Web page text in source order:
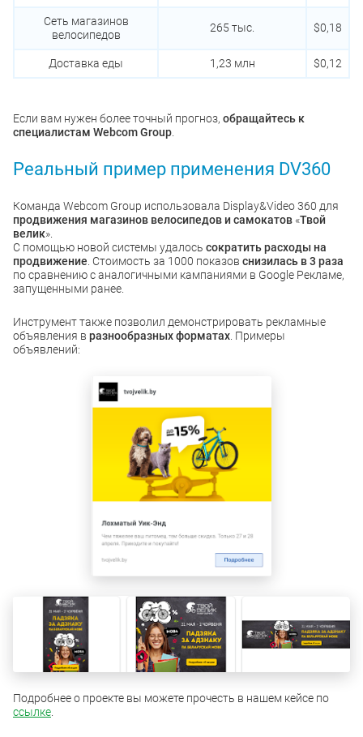
Сеть магазинов
велосипедов
265 тыс. $0,18
Доставка еды 1,23 млн $0,12
Если вам нужен более точный прогноз, обращайтесь к
специалистам Webcom Group
Реальный пример применения DV360
Команда Webcom Group использовала Display&Video 360 для
продвижения магазинов велосипедов и самокатов «Твой
велик».
С помощью новой системы удалось сократить расходы на
продвижение . Стоимость за 1000 показов снизилась в 3 раза
по сравнению с аналогичными кампаниями в Google Рекламе,
запущенными ранее.
Инструмент также позволил демонстрировать рекламные
объявления в разнообразных форматах . Примеры
объявлений:
Подробнее о проекте вы можете прочесть в нашем кейсе по
ссылке